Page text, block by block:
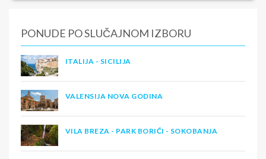
PONUDE PO SLUČAJNOM IZBORU
ITALIJA - SICILIJA
VALENSIJA NOVA GODINA
VILA BREZA - PARK BORIĆI - SOKOBANJA